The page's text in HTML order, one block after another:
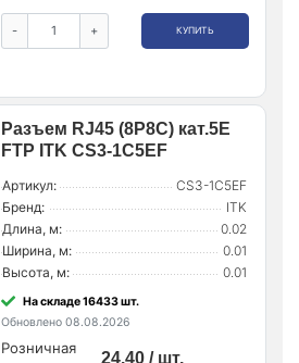
- + КУПИТЬ
Разъем RJ45 (8P8C) кат.5E
FTP ITK CS3-1C5EF
Артикул:
CS3-1C5EF
Бренд:
ITK
Длина, м:
0.02
Ширина, м:
0.01
Высота, м:
0.01
На складе 16433 шт.
Обновлено 08.08.2026
Розничная
24.40 / шт.